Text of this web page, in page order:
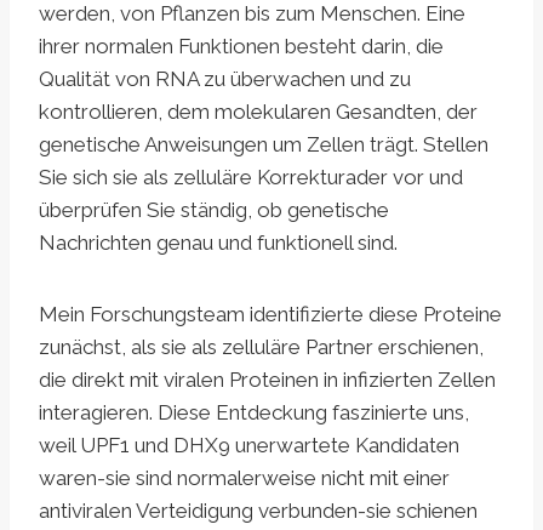
werden, von Pflanzen bis zum Menschen. Eine
ihrer normalen Funktionen besteht darin, die
Qualität von RNA zu überwachen und zu
kontrollieren, dem molekularen Gesandten, der
genetische Anweisungen um Zellen trägt. Stellen
Sie sich sie als zelluläre Korrekturader vor und
überprüfen Sie ständig, ob genetische
Nachrichten genau und funktionell sind.
Mein Forschungsteam identifizierte diese Proteine
zunächst, als sie als zelluläre Partner erschienen,
die direkt mit viralen Proteinen in infizierten Zellen
interagieren. Diese Entdeckung faszinierte uns,
weil UPF1 und DHX9 unerwartete Kandidaten
waren-sie sind normalerweise nicht mit einer
antiviralen Verteidigung verbunden-sie schienen